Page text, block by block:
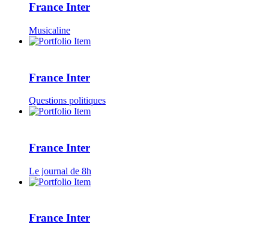
France Inter
Musicaline
France Inter
Questions politiques
France Inter
Le journal de 8h
France Inter